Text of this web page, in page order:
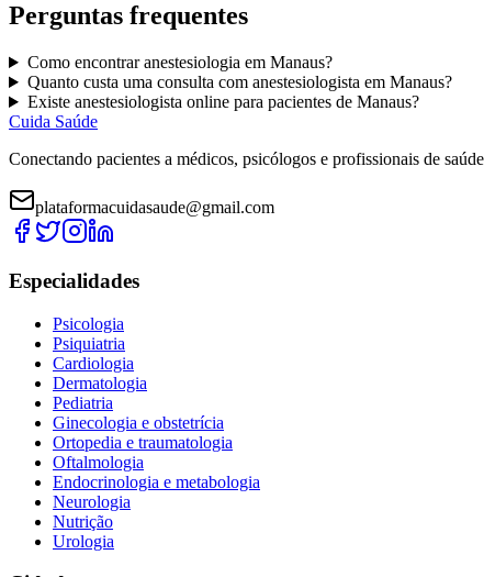
Perguntas frequentes
Como encontraranestesiologia em Manaus?
Quanto custa uma consulta com anestesiologista em Manaus?
Existe anestesiologista online para pacientes de Manaus?
Cuida Saúde
Conectando pacientes a médicos, psicólogos e profissionais de
plataformacuidasaude@gmail.com
Especialidades
Psicologia
Psiquiatria
Cardiologia
Dermatologia
Pediatria
Ginecologia e obstetrícia
Ortopedia e traumatologia
Oftalmologia
Endocrinologia e metabologia
Neurologia
Nutrição
Urologia